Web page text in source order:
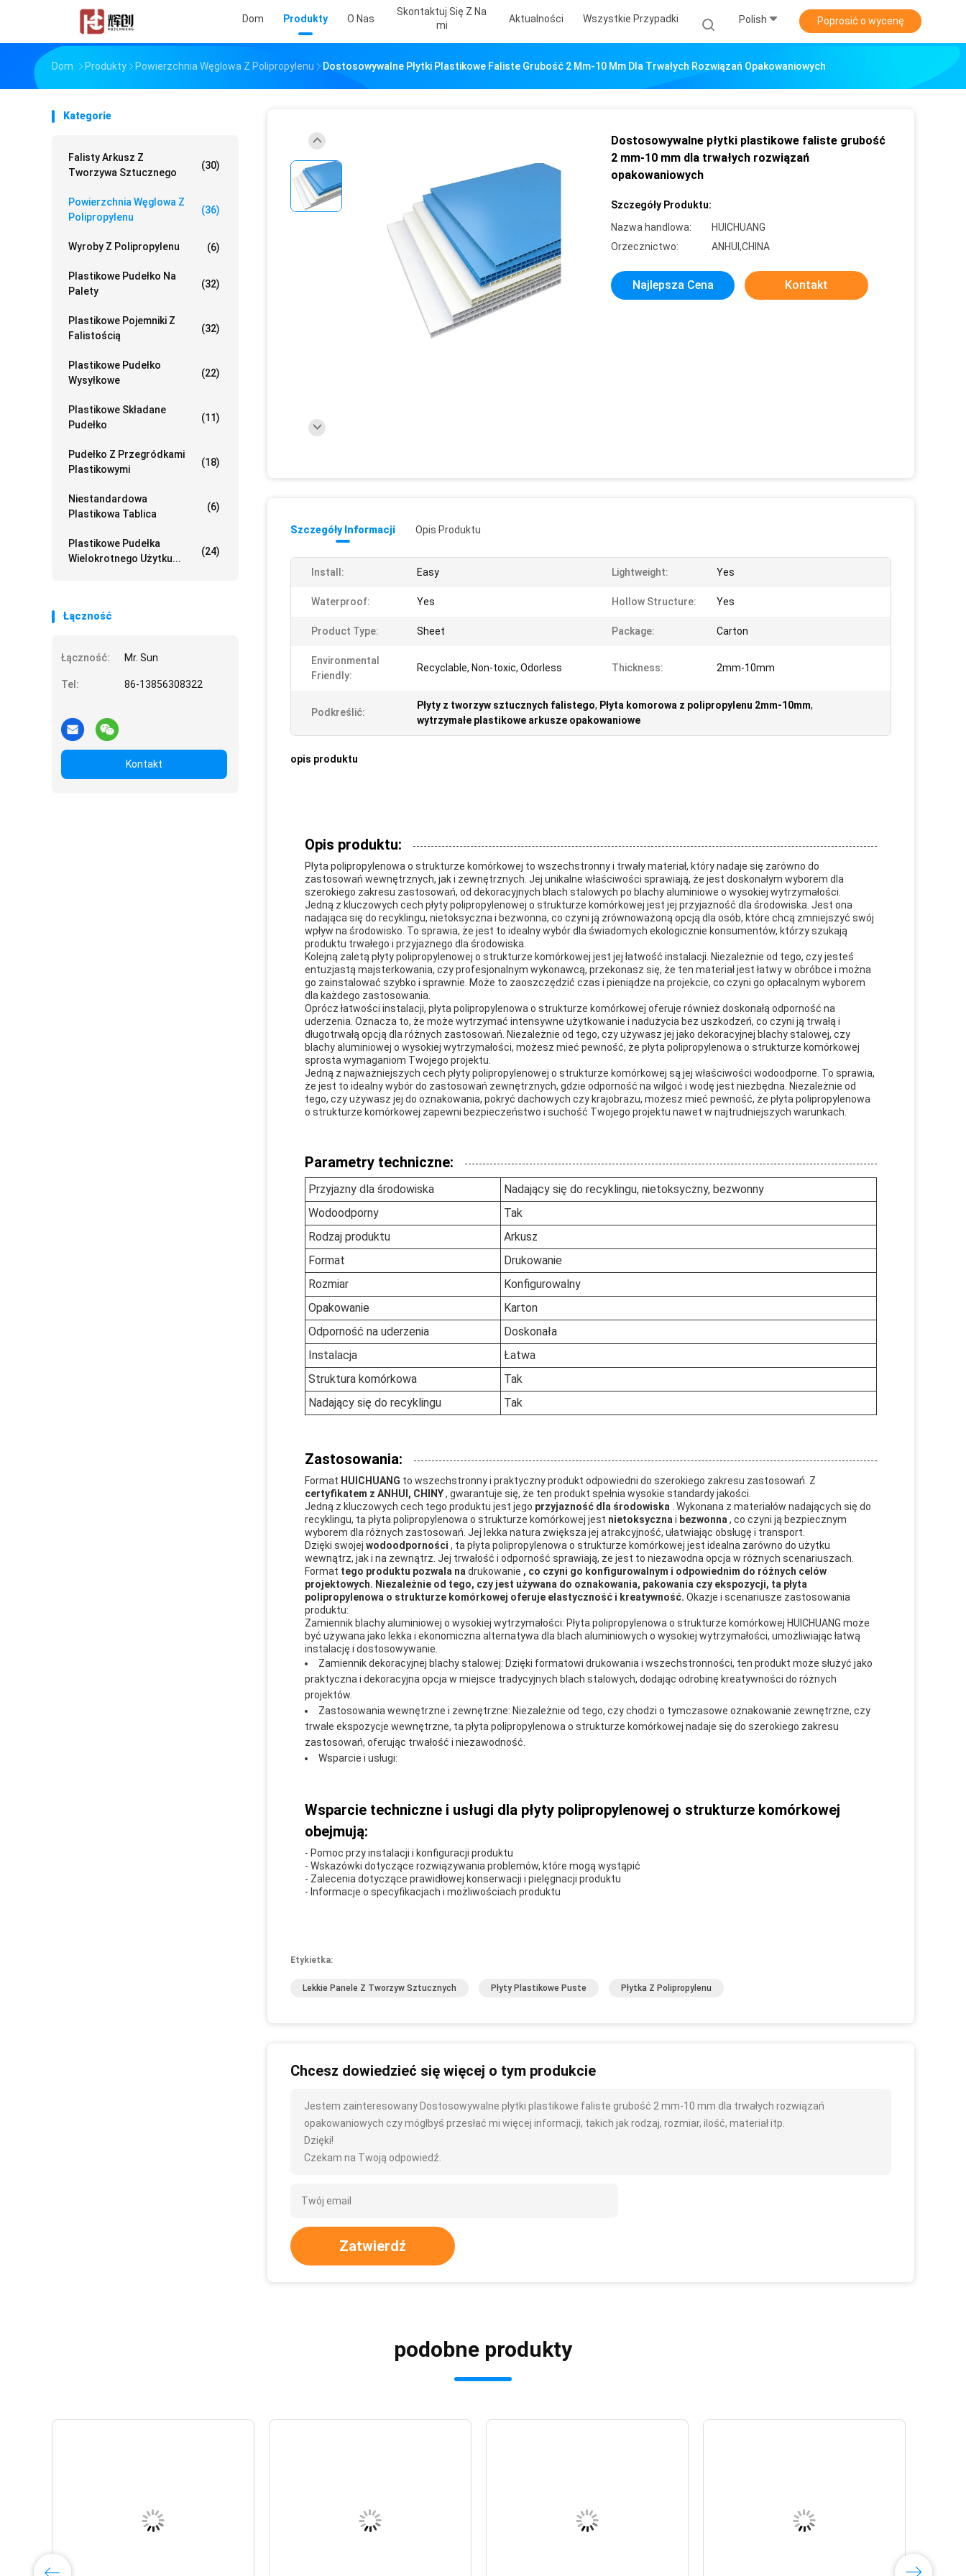
Dom Produkty O Nas
Skontaktuj Się Z Na
Mi
Aktualności Wszystkie Przypadki Polish Poprosić o wycenę
Dom Produkty Powierzchnia Węglowa Z Polipropylenu Dostosowywalne Płytki Plastikowe Faliste Grubość 2 Mm-10 Mm Dla Trwałych Rozwiązań Opakowaniowych
Kategorie
Falisty Arkusz Z
Tworzywa Sztucznego
(30)
Powierzchnia Węglowa Z
Polipropylenu
(36)
Wyroby Z Polipropylenu (6)
Plastikowe Pudełko Na
Palety
(32)
Plastikowe Pojemniki Z
Falistością
(32)
Plastikowe Pudełko
Wysyłkowe
(22)
Plastikowe Składane
Pudełko
(11)
Pudełko Z Przegródkami
Plastikowymi
(18)
Niestandardowa
Plastikowa Tablica
(6)
Plastikowe Pudełka
Wielokrotnego Użytku...
(24)
Łączność
Łączność: Mr. Sun
Tel: 86-13856308322
Kontakt
Dostosowywalne płytki plastikowe faliste grubość
2 mm-10 mm dla trwałych rozwiązań
opakowaniowych
Szczegóły Produktu:
Nazwa handlowa:
HUICHUANG
Orzecznictwo:
ANHUI,CHINA
Najlepsza Cena Kontakt
Szczegóły Informacji Opis Produktu
Install: Easy Lightweight: Yes
Waterproof: Yes Hollow Structure: Yes
Product Type: Sheet Package: Carton
Environmental
Friendly:
Recyclable, Non-toxic, Odorless Thickness: 2mm-10mm
Podkreślić:
Płyty z tworzyw sztucznych falistego, Płyta komorowa z polipropylenu 2mm-10mm,
wytrzymałe plastikowe arkusze opakowaniowe
opis produktu
Opis produktu:
Płyta polipropylenowa o strukturze komórkowej to wszechstronny i trwały materiał, który nadaje się zarówno do
zastosowań wewnętrznych, jak i zewnętrznych. Jej unikalne właściwości sprawiają, że jest doskonałym wyborem dla
szerokiego zakresu zastosowań, od dekoracyjnych blach stalowych po blachy aluminiowe o wysokiej wytrzymałości.
Jedną z kluczowych cech płyty polipropylenowej o strukturze komórkowej jest jej przyjazność dla środowiska. Jest ona
nadająca się do recyklingu, nietoksyczna i bezwonna, co czyni ją zrównoważoną opcją dla osób, które chcą zmniejszyć swój
wpływ na środowisko. To sprawia, że jest to idealny wybór dla świadomych ekologicznie konsumentów, którzy szukają
produktu trwałego i przyjaznego dla środowiska.
Kolejną zaletą płyty polipropylenowej o strukturze komórkowej jest jej łatwość instalacji. Niezależnie od tego, czy jesteś
entuzjastą majsterkowania, czy profesjonalnym wykonawcą, przekonasz się, że ten materiał jest łatwy w obróbce i można
go zainstalować szybko i sprawnie. Może to zaoszczędzić czas i pieniądze na projekcie, co czyni go opłacalnym wyborem
dla każdego zastosowania.
Oprócz łatwości instalacji, płyta polipropylenowa o strukturze komórkowej oferuje również doskonałą odporność na
uderzenia. Oznacza to, że może wytrzymać intensywne użytkowanie i nadużycia bez uszkodzeń, co czyni ją trwałą i
długotrwałą opcją dla różnych zastosowań. Niezależnie od tego, czy używasz jej jako dekoracyjnej blachy stalowej, czy
blachy aluminiowej o wysokiej wytrzymałości, możesz mieć pewność, że płyta polipropylenowa o strukturze komórkowej
sprosta wymaganiom Twojego projektu.
Jedną z najważniejszych cech płyty polipropylenowej o strukturze komórkowej są jej właściwości wodoodporne. To sprawia,
że jest to idealny wybór do zastosowań zewnętrznych, gdzie odporność na wilgoć i wodę jest niezbędna. Niezależnie od
tego, czy używasz jej do oznakowania, pokryć dachowych czy krajobrazu, możesz mieć pewność, że płyta polipropylenowa
o strukturze komórkowej zapewni bezpieczeństwo i suchość Twojego projektu nawet w najtrudniejszych warunkach.
Parametry techniczne:
Przyjazny dla środowiska
Nadający się do recyklingu, nietoksyczny, bezwonny
Wodoodporny
Tak
Rodzaj produktu
Arkusz
Format
Drukowanie
Rozmiar
Konfigurowalny
Opakowanie
Karton
Odporność na uderzenia
Doskonała
Instalacja
Łatwa
Struktura komórkowa
Tak
Nadający się do recyklingu
Tak
Zastosowania:
Format HUICHUANG to wszechstronny i praktyczny produkt odpowiedni do szerokiego zakresu zastosowań. Z
certyfikatem z ANHUI, CHINY, gwarantuje się, że ten produkt spełnia wysokie standardy jakości.
Jedną z kluczowych cech tego produktu jest jego przyjazność dla środowiska
. Wykonana z materiałów nadających się do
recyklingu, ta płyta polipropylenowa o strukturze komórkowej jest nietoksyczna i bezwonna , co czyni ją bezpiecznym
wyborem dla różnych zastosowań. Jej lekka natura zwiększa jej atrakcyjność, ułatwiając obsługę i transport.
Dzięki swojej wodoodporności , ta płyta polipropylenowa o strukturze komórkowej jest idealna zarówno do użytku
wewnątrz, jak i na zewnątrz. Jej trwałość i odporność sprawiają, że jest to niezawodna opcja w różnych scenariuszach.
Format tego produktu pozwala na drukowanie , co czyni go konfigurowalnym i odpowiednim do różnych celów
projektowych. Niezależnie od tego, czy jest używana do oznakowania, pakowania czy ekspozycji, ta płyta
polipropylenowa o strukturze komórkowej oferuje elastyczność i kreatywność. Okazje i scenariusze zastosowania
produktu:
Zamiennik blachy aluminiowej o wysokiej wytrzymałości: Płyta polipropylenowa o strukturze komórkowej HUICHUANG może
być używana jako lekka i ekonomiczna alternatywa dla blach aluminiowych o wysokiej wytrzymałości, umożliwiając łatwą
instalację i dostosowywanie.
Zamiennik dekoracyjnej blachy stalowej: Dzięki formatowi drukowania i wszechstronności, ten produkt może służyć jako
praktyczna i dekoracyjna opcja w miejsce tradycyjnych blach stalowych, dodając odrobinę kreatywności do różnych
projektów.
Zastosowania wewnętrzne i zewnętrzne: Niezależnie od tego, czy chodzi o tymczasowe oznakowanie zewnętrzne, czy
trwałe ekspozycje wewnętrzne, ta płyta polipropylenowa o strukturze komórkowej nadaje się do szerokiego zakresu
zastosowań, oferując trwałość i niezawodność.
Wsparcie i usługi:
Wsparcie techniczne i usługi dla płyty polipropylenowej o strukturze komórkowej
obejmują:
- Pomoc przy instalacji i konfiguracji produktu
- Wskazówki dotyczące rozwiązywania problemów, które mogą wystąpić
- Zalecenia dotyczące prawidłowej konserwacji i pielęgnacji produktu
- Informacje o specyfikacjach i możliwościach produktu
Etykietka:
Lekkie Panele Z Tworzyw Sztucznych Płyty Plastikowe Puste Płytka Z Polipropylenu
Chcesz dowiedzieć się więcej o tym produkcie
Jestem zainteresowany Dostosowywalne płytki plastikowe faliste grubość 2 mm-10 mm dla trwałych rozwiązań
opakowaniowych czy mógłbyś przesłać mi więcej informacji, takich jak rodzaj, rozmiar, ilość, materiał itp.
Dzięki!
Czekam na Twoją odpowiedź.
Zatwierdź
podobne produkty